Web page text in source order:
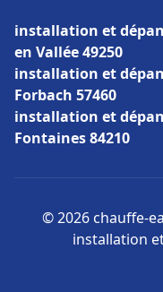
installation et
en Vallée 49250
installation et
Forbach 57460
installation et
Fontaines 84210
© 2026 chauffe-
installation